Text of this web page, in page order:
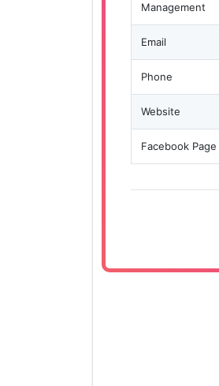
Management
Email
Phone
Website
Facebook Page